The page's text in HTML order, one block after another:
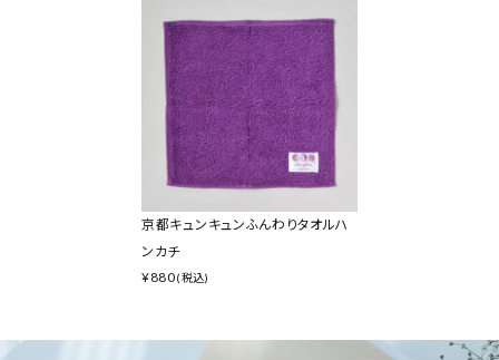
京都キュンキュンふんわりタオルハ
ンカチ
¥880(税込)